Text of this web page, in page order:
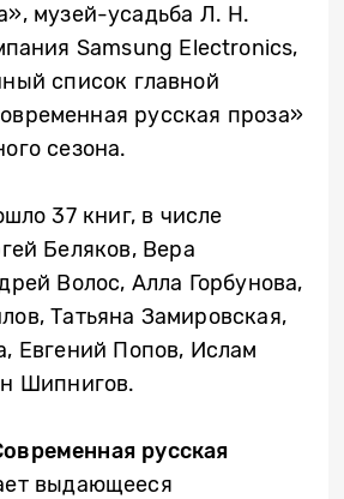
музей-усадьба Л. Н.
Samsung Electronics,
список главной
русская проза»
сезона.
37 книг, в числе
Беляков, Вера
Волос, Алла Горбунова,
Татьяна Замировская,
Евгений Попов, Ислам
Шипнигов.
русская
выдающееся